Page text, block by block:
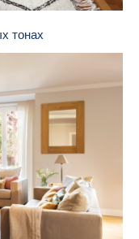
тонах